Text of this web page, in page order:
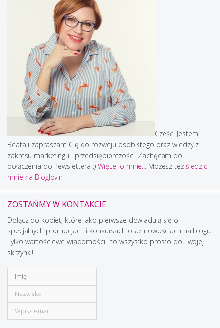
Cześć! Jestem
Beata i zapraszam Cię do rozwoju osobistego oraz wiedzy z
zakresu marketingu i przedsiębiorczości. Zachęcam do
dołączenia do newslettera :) Więcej o mnie... Możesz też śledzić
mnie na Bloglovin
ZOSTAŃMY W KONTAKCIE
Dołącz do kobiet, które jako pierwsze dowiadują się o
specjalnych promocjach i konkursach oraz nowościach na blogu.
Tylko wartościowe wiadomości i to wszystko prosto do Twojej
skrzynki!